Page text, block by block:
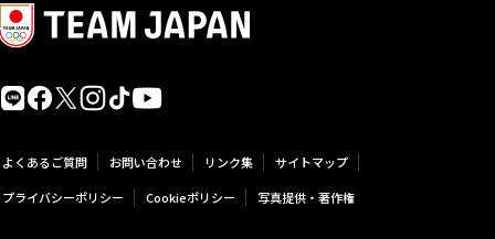
よくあるご質問 お問い合わせ リンク集
サイトマップ
プライバシーポリシー
Cookieポリシー 写真提供・著作権